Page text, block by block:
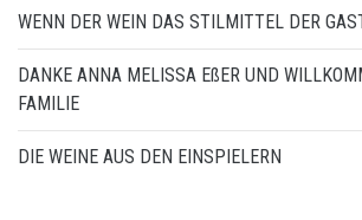
WENN DER WEIN DAS STILMITTEL DER
DANKE ANNA MELISSA EßER UND
FAMILIE
DIE WEINE AUS DEN EINSPIELERN